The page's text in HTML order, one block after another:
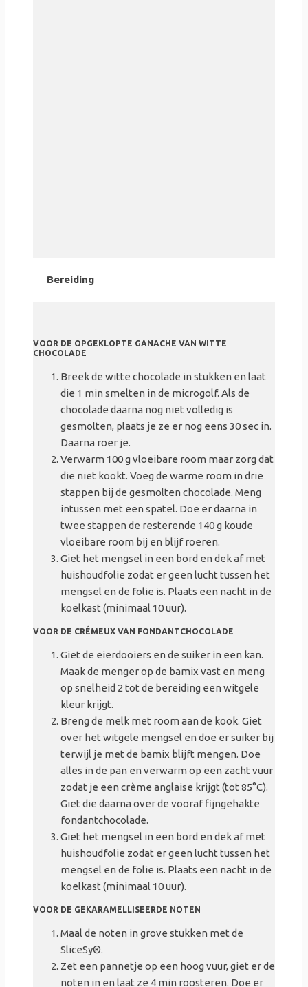
Bereiding
VOOR DE OPGEKLOPTE GANACHE VAN WITTE
CHOCOLADE
Breek de witte chocolade in stukken en laat
die 1 min smelten in de microgolf. Als de
chocolade daarna nog niet volledig is
gesmolten, plaats je ze er nog eens 30 sec in.
Daarna roer je.
Verwarm 100 g vloeibare room maar zorg dat
die niet kookt. Voeg de warme room in drie
stappen bij de gesmolten chocolade. Meng
intussen met een spatel. Doe er daarna in
twee stappen de resterende 140 g koude
vloeibare room bij en blijf roeren.
Giet het mengsel in een bord en dek af met
huishoudfolie zodat er geen lucht tussen het
mengsel en de folie is. Plaats een nacht in de
koelkast (minimaal 10 uur).
VOOR DE CRÉMEUX VAN FONDANTCHOCOLADE
Giet de eierdooiers en de suiker in een kan.
Maak de menger op de bamix vast en meng
op snelheid 2 tot de bereiding een witgele
kleur krijgt.
Breng de melk met room aan de kook. Giet
over het witgele mengsel en doe er suiker bij
terwijl je met de bamix blijft mengen. Doe
alles in de pan en verwarm op een zacht vuur
zodat je een crème anglaise krijgt (tot 85°C).
Giet die daarna over de vooraf fijngehakte
fondantchocolade.
Giet het mengsel in een bord en dek af met
huishoudfolie zodat er geen lucht tussen het
mengsel en de folie is. Plaats een nacht in de
koelkast (minimaal 10 uur).
VOOR DE GEKARAMELLISEERDE NOTEN
Maal de noten in grove stukken met de
SliceSy®.
Zet een pannetje op een hoog vuur, giet er de
noten in en laat ze 4 min roosteren. Doe er